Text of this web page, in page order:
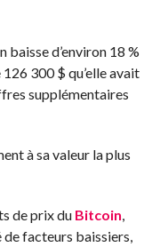
d’environ 18 %
300 $ qu’elle avait
supplémentaires
à sa valeur la plus
de prix du Bitcoin,
de facteurs baissiers,